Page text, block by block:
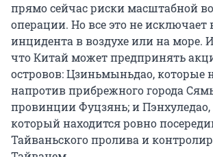
прямо сейчас риски масштабной
операции. Но все это не
инцидента в воздухе или на море.
что Китай может предпринять
островов: Цзиньмыньдао, которые
напротив прибрежного города
провинции Фуцзянь; и Пэнхуледао,
который находится ровно
Тайваньского пролива и